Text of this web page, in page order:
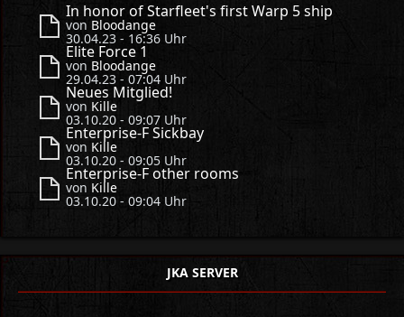
In honor of Starfleet's first Warp 5 ship
von Bloodange
30.04.23 - 16:36 Uhr
Elite Force 1
von Bloodange
29.04.23 - 07:04 Uhr
Neues Mitglied!
von Kille
03.10.20 - 09:07 Uhr
Enterprise-F Sickbay
von Kille
03.10.20 - 09:05 Uhr
Enterprise-F other rooms
von Kille
03.10.20 - 09:04 Uhr
JKA SERVER